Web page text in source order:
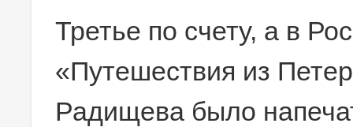
Третье по счету, а в
«Путешествия из
Радищева было